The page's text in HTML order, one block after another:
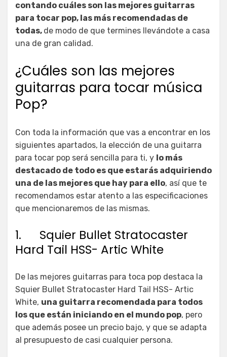
contando cuáles son las mejores guitarras
para tocar pop, las más recomendadas de
todas, de modo de que termines llevándote a casa
una de gran calidad.
¿Cuáles son las mejores
guitarras para tocar música
Pop?
Con toda la información que vas a encontrar en los
siguientes apartados, la elección de una guitarra
para tocar pop será sencilla para ti, y lo más
destacado de todo es que estarás adquiriendo
una de las mejores que hay para ello, así que te
recomendamos estar atento a las especificaciones
que mencionaremos de las mismas.
1. Squier Bullet Stratocaster
Hard Tail HSS- Artic White
De las mejores guitarras para toca pop destaca la
Squier Bullet Stratocaster Hard Tail HSS- Artic
White, una guitarra recomendada para todos
los que están iniciando en el mundo pop, pero
que además posee un precio bajo, y que se adapta
al presupuesto de casi cualquier persona.